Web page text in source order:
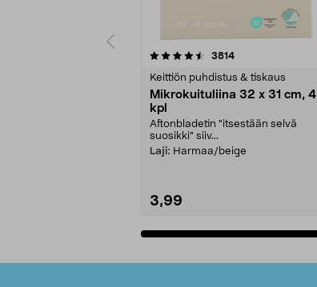
3814arvostelut
Keittiön puhdistus & tiskaus
Mikrokuituliina 32 x 31 cm, 4
kpl
Aftonbladetin "itsestään selvä
suosikki" siiv...
Laji: Harmaa/beige
3,99
4.5viidestä